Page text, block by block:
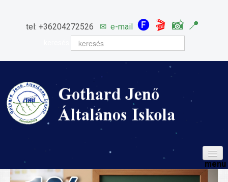
tel: +36204272526 ✉ e-mail 🅕 🎬 📸 📍
HÍREINK